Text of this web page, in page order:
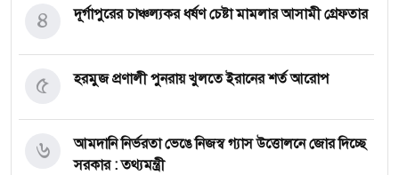
দূর্গাপুরের চাঞ্চল্যকর ধর্ষণ চেষ্টা মামলার আসামী গ্রেফতার
৪
হরমুজ প্রণালী পুনরায় খুলতে ইরানের শর্ত আরোপ
৫
আমদানি নির্ভরতা ভেঙে নিজস্ব গ্যাস উত্তোলনে জোর দিচ্ছে
সরকার : তথ্যমন্ত্রী
৬